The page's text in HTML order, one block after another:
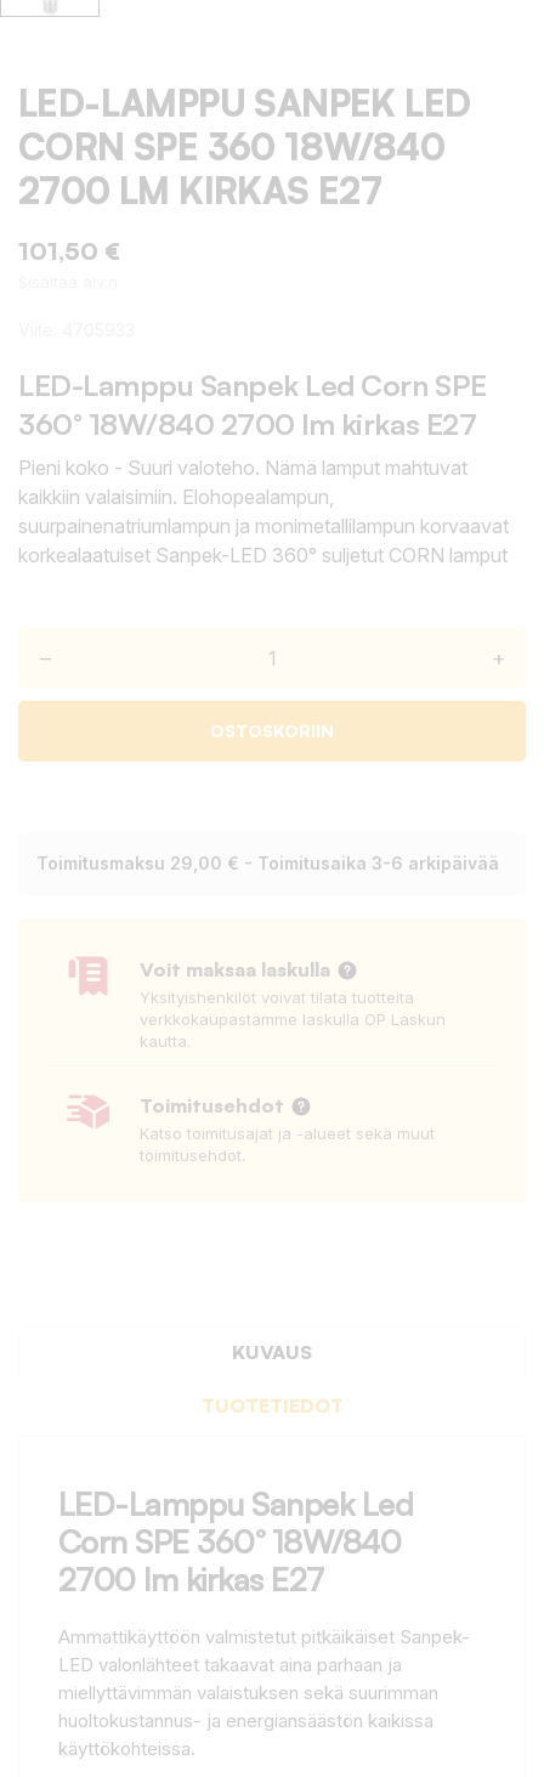
LED-LAMPPU SANPEK LED
CORN SPE 360 18W/840
2700 LM KIRKAS E27
101,50 €
LED-Lamppu Sanpek Led Corn SPE
360° 18W/840 2700 lm kirkas E27
Pieni koko - Suuri valoteho. Nämä lamput mahtuvat
kaikkiin valaisimiin. Elohopealampun,
suurpainenatriumlampun ja monimetallilampun korvaavat
korkealaatuiset Sanpek-LED 360° suljetut CORN lamput
– +
OSTOSKORIIN
Toimitusmaksu 29,00 € - Toimitusaika 3-6 arkipäivää
Voit maksaa laskulla
Yksityishenkilöt voivat tilata tuotteita
verkkokaupastamme laskulla OP Laskun
kautta.
Toimitusehdot
Katso toimitusajat ja -alueet sekä muut
toimitusehdot.
KUVAUS
TUOTETIEDOT
LED-Lamppu Sanpek Led
Corn SPE 360° 18W/840
2700 lm kirkas E27
Ammattikäyttöön valmistetut pitkäikäiset Sanpek-
LED valonlähteet takaavat aina parhaan ja
miellyttävimmän valaistuksen sekä suurimman
huoltokustannus- ja energiansäästön kaikissa
käyttökohteissa.